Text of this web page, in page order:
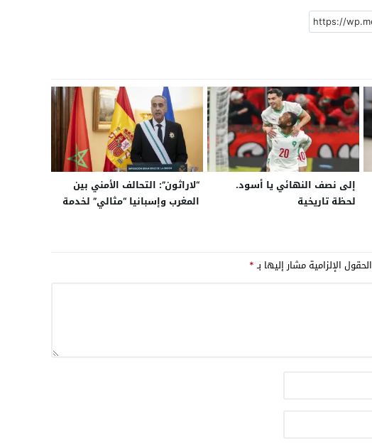
إلى نصف النهائي يا أسود.
لحظة تاريخية
“لاراثون”: التحالف الأمني بين
المغرب وإسبانيا “مثالي” لخدمة
الحقول الإلزامية مشار إليها بـ*